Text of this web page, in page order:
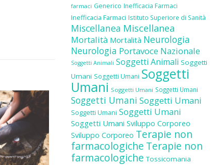
farmaci Generico Inefficacia Farmaci
Inefficacia Farmaci Istituto Superiore di Sanità
Miscellanea Miscellanea
Mortalità Mortalità Neurologia
Neurologia Portavoce Nazionale
Soggetti Animali Soggetti Animali Soggetti
Umani Soggetti Umani Soggetti
Umani Soggetti Umani Soggetti Umani
Soggetti Umani Soggetti Umani
Soggetti Umani Soggetti Umani
Soggetti Umani Sviluppo Corporeo
Sviluppo Corporeo Terapie non
farmacologiche Terapie non
farmacologiche Tossicomania